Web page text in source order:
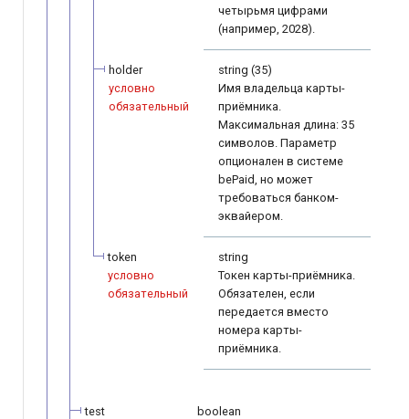
четырьмя цифрами
(например, 2028).
holder
условно
обязательный
string (35)
Имя владельца карты-
приёмника.
Максимальная длина: 35
символов. Параметр
опционален в системе
bePaid, но может
требоваться банком-
эквайером.
token
условно
обязательный
string
Токен карты-приёмника.
Обязателен, если
передается вместо
номера карты-
приёмника.
test boolean